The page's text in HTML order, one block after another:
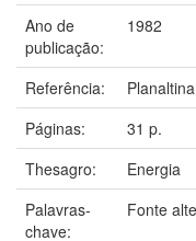
Ano de
publicação:
1982
Referência:
Páginas:
31 p.
Thesagro:
Energia
Palavras-
chave:
Fonte